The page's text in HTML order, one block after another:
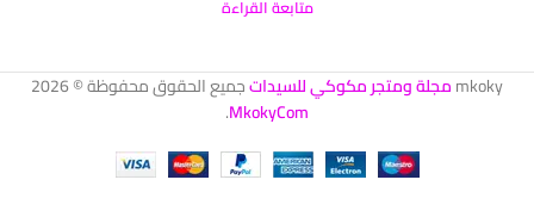
متابعة القراءة
mkokyمجلة ومتجر مكوكي للسيداتجميع الحقوق محفوظة © 2026
MkokyCom
.